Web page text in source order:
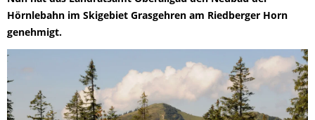
Hörnlebahn im Skigebiet Grasgehren am Riedberger Horn
genehmigt.